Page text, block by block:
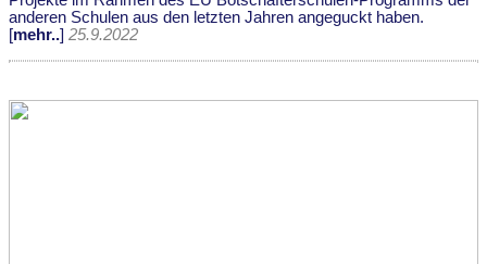
anderen Schulen aus den letzten Jahren angeguckt haben.
[mehr..] 25.9.2022